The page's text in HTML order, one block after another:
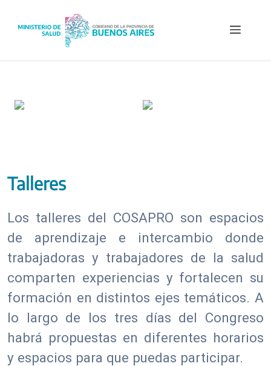
Menú
Talleres
Los talleres del COSAPRO son espacios
de aprendizaje e intercambio donde
trabajadoras y trabajadores de la salud
comparten experiencias y fortalecen su
formación en distintos ejes temáticos. A
lo largo de los tres días del Congreso
habrá propuestas en diferentes horarios
y espacios para que puedas participar.